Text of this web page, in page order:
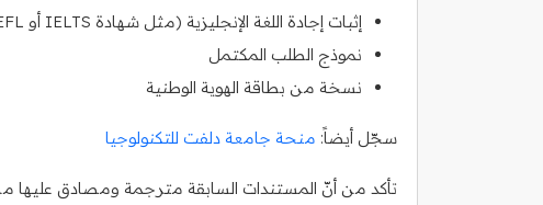
إثبات إجادة اللغة الإنجليزية (مثل شهادة IELTS أو TOEFL)
نموذج الطلب المكتمل
نسخة من بطاقة الهوية الوطنية
سجّل أيضاً: منحة جامعة دلفت للتكنولوجيا
تأكد من أنّ المستندات السابقة مترجمة ومصادق عليها من